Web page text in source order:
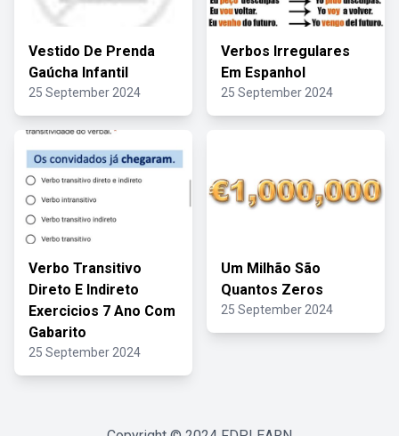
Vestido De Prenda
Gaúcha Infantil
25 September 2024
Verbos Irregulares
Em Espanhol
25 September 2024
Verbo Transitivo
Direto E Indireto
Exercicios 7 Ano Com
Gabarito
25 September 2024
Um Milhão São
Quantos Zeros
25 September 2024